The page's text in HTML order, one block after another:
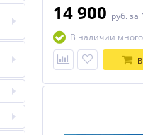
14 900 руб. за
В наличии много